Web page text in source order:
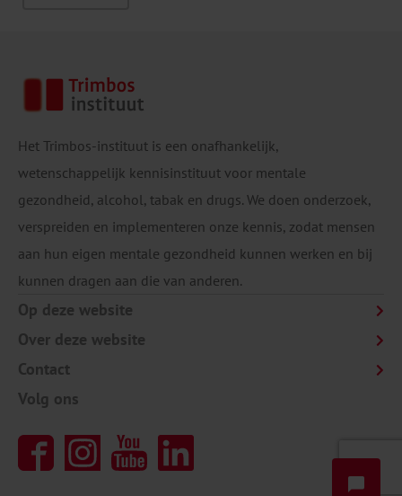
Het Trimbos-instituut is een onafhankelijk,
wetenschappelijk kennisinstituut voor mentale
gezondheid, alcohol, tabak en drugs. We doen onderzoek,
verspreiden en implementeren onze kennis, zodat mensen
aan hun eigen mentale gezondheid kunnen werken en bij
kunnen dragen aan die van anderen.
Op deze website
Over deze website
Contact
Volg ons